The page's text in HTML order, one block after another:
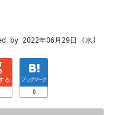
by 2022年06月29日 (水)
る ブックマーク
0